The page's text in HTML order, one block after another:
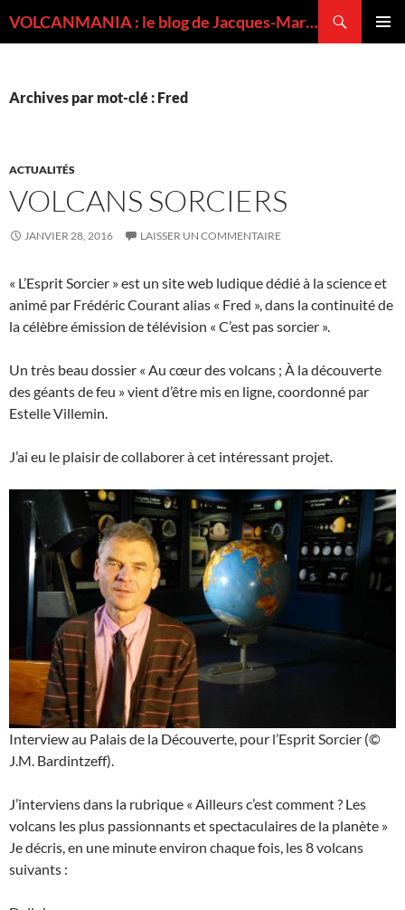
VOLCANMANIA : le blog de Jacques-Marie BARDINTZEFF, volcanologue
Archives par mot-clé : Fred
ACTUALITÉS
VOLCANS SORCIERS
JANVIER 28, 2016 LAISSER UN COMMENTAIRE
« L’Esprit Sorcier » est un site web ludique dédié à la science et
animé par Frédéric Courant alias « Fred », dans la continuité de
la célèbre émission de télévision « C’est pas sorcier ».
Un très beau dossier « Au cœur des volcans ; À la découverte
des géants de feu » vient d’être mis en ligne, coordonné par
Estelle Villemin.
J’ai eu le plaisir de collaborer à cet intéressant projet.
Interview au Palais de la Découverte, pour l’Esprit Sorcier (©
J.M. Bardintzeff).
J’interviens dans la rubrique « Ailleurs c’est comment ? Les
volcans les plus passionnants et spectaculaires de la planète »
Je décris, en une minute environ chaque fois, les 8 volcans
suivants :